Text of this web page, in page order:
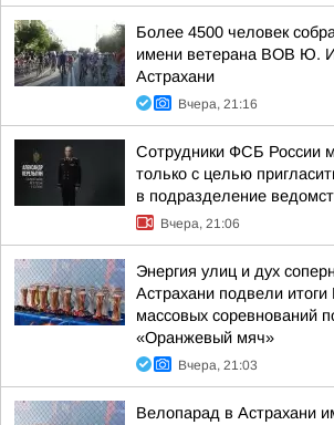
Более 4500 человек
имени ветерана ВОВ Ю.
Астрахани
Вчера, 21:16
Сотрудники ФСБ России
только с целью
в подразделение
Вчера, 21:06
Энергия улиц и дух
Астрахани подвели итоги
массовых соревнований
«Оранжевый мяч»
Вчера, 21:03
Велопарад в Астрахани